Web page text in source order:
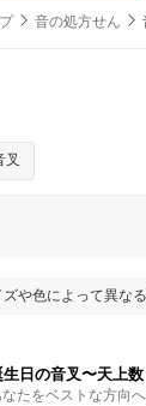
音の処方せん
叉
や色によって異な
生日の音叉〜天上
たをベストな方向へ